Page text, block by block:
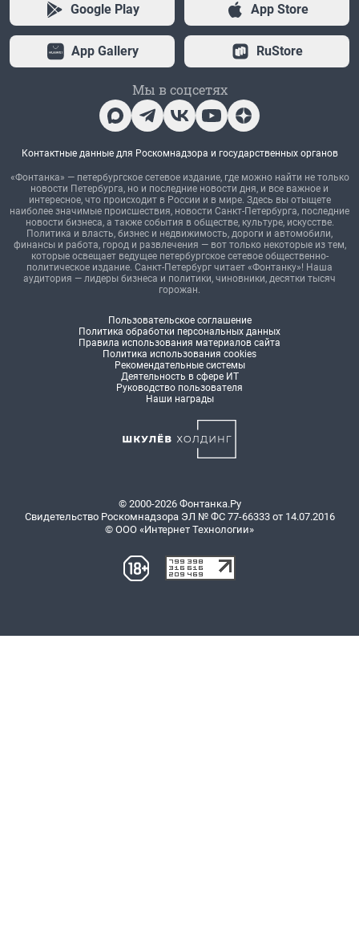
Google Play App Store
App Gallery RuStore
Мы в соцсетях
Контактные данные для Роскомнадзора и государственных органов
«Фонтанка» — петербургское сетевое издание, где можно найти не только
новости Петербурга, но и последние новости дня, и все важное и
интересное, что происходит в России и в мире. Здесь вы отыщете
наиболее значимые происшествия, новости Санкт-Петербурга, последние
новости бизнеса, а также события в обществе, культуре, искусстве.
Политика и власть, бизнес и недвижимость, дороги и автомобили,
финансы и работа, город и развлечения — вот только некоторые из тем,
которые освещает ведущее петербургское сетевое общественно-
политическое издание. Санкт-Петербург читает «Фонтанку»! Наша
аудитория — лидеры бизнеса и политики, чиновники, десятки тысяч
горожан.
Пользовательское соглашение
Политика обработки персональных данных
Правила использования материалов сайта
Политика использования cookies
Рекомендательные системы
Деятельность в сфере ИТ
Руководство пользователя
Наши награды
© 2000-2026 Фонтанка.Ру
Свидетельство Роскомнадзора ЭЛ № ФС 77-66333 от 14.07.2016
© ООО «Интернет Технологии»